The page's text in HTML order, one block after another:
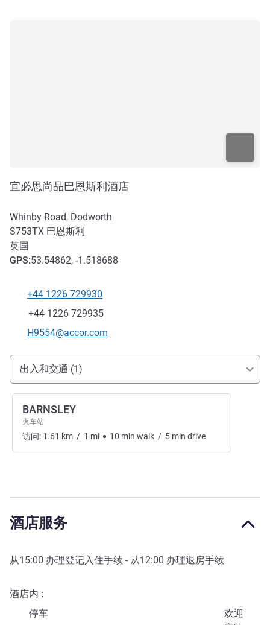
宜必思尚品巴恩斯利酒店
Whinby Road, Dodworth
S753TX 巴恩斯利
英国
GPS:53.54862, -1.518688
电话
+44 1226 729930
传真
+44 1226 729935
联系电子邮件
H9554@accor.com
抵达和交通
出入和交通 (1)
BARNSLEY
火车站
访问: 1.61 km / 1 mi 10 min walk / 5 min drive
酒店服务
从15:00 办理登记入住手续 - 从12:00 办理退房手续
酒店内
停车
欢迎